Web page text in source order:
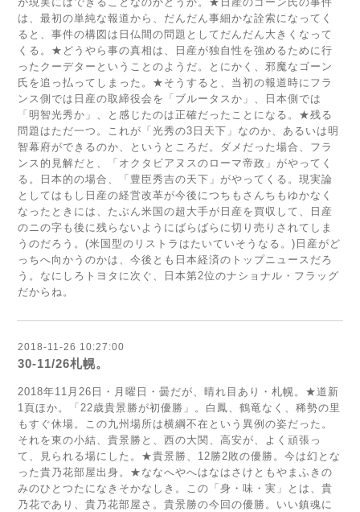
は、最初の単純な報道から、だんだん事細かな詮索になってく
ると、事件の構図は日仏間の問題としてだんだん大きくなって
くる。★どうやら事の真相は、日産が独自性を強めるために行
ったクーデターということのようだ。とにかく、邪魔なゴーン
氏を追っ払ってしまった。★そうすると、当初の報道時にフラ
ンス側では日産の取締役会を「ブルータスか」、日本側では
「明智光秀か」、と感じたのは正確だったことになる。★残る
問題はただ一つ。これが「光秀の3日天下」なのか、あるいは明
智幕府ができるのか、というところだ。ダメだった場合、フラ
ンス的見解だと、「オクタビアヌスのローマ帝政」がやってく
る。日本的の場合、「豊臣秀吉の天下」がやってくる。現実論
としてはもし日産の経営改革が今後につちもさんちもゆかなく
なったときには、たぶん米国の超大手が日産を買収して、日産
のニの字も後に残らないようにばらばらに切り売りされてしま
うのだろう。(米国型のリストラはたいていそうなる。)日産がど
っちへ向かうのかは、今後とも日本経済のトップニュースだろ
う。なにしろトヨタに次ぐ、日本第2位のナショナル・フラッグ
だからね。
2018-11-26 10:27:00
30-11/26札幌。
2018年11月26日・月曜日・曇だが、晴れ目あり・札幌。★道新
1頁ほか。「22歳貴景勝が初優勝」。白鳳、鶴竜なく、稀勢の里
もすぐ休場。この九州場所は横綱不在という異例の姿だった。
それを東の小結、貴景勝と、西の大関、高安が、よく頑張っ
て、見られる場にした。★貴景勝、12勝2敗の優勝。今は幻とな
った貴乃花部屋出身。★ななへやへはなはさけともやまふきの
みのひとつたになきそかなしき。この「身・味・実」とは、貴
乃花であり、貴乃花部屋さ。貴景勝の今回の優勝。いい鎮魂に